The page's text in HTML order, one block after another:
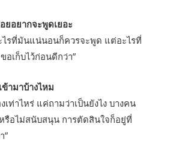
ยอยากจะพูดเยอะ
ไรที่มันแน่นอนก็ควรจะพูด แต่อะไรที่
อเก็บไว้ก่อนดีกว่า”
ามาบ้างไหม
เท่าไหร่ แค่ถามว่าเป็นยังไง บางคน
รือไม่สนับสนุน การตัดสินใจก็อยู่ที่
”